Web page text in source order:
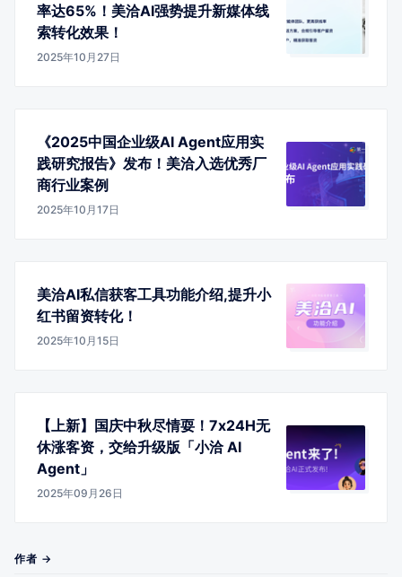
率达65%！美洽AI强势提升新媒体线
索转化效果！
2025年10月27日
《2025中国企业级AI Agent应用实
践研究报告》发布！美洽入选优秀厂
商行业案例
2025年10月17日
美洽AI私信获客工具功能介绍,提升小
红书留资转化！
2025年10月15日
【上新】国庆中秋尽情耍！7x24H无
休涨客资，交给升级版「小洽 AI
Agent」
2025年09月26日
作者 →